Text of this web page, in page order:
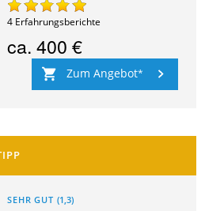
4 Erfahrungsberichte
ca.400 €
Zum Angebot
SEHR GUT (1,3)